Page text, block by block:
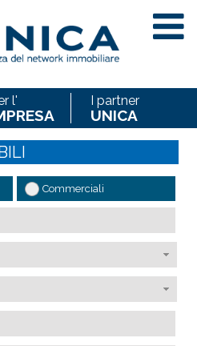
l' I partner
UNICA
Commerciali